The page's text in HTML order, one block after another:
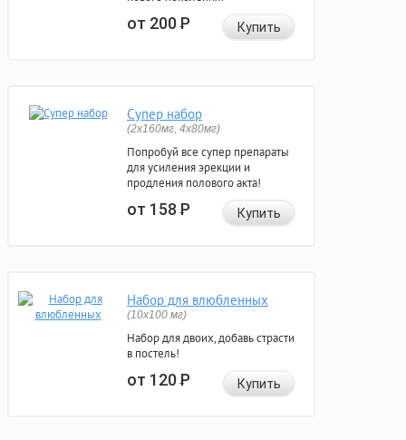
от 200Р Купить
Супер набор
(2х160мг, 4х80мг)
Попробуй все супер препараты
для усиления эрекции и
продления полового акта!
от 158Р Купить
Набор для влюбленных
(10х100 мг)
Набор для двоих, добавь страсти
в постель!
от 120Р Купить